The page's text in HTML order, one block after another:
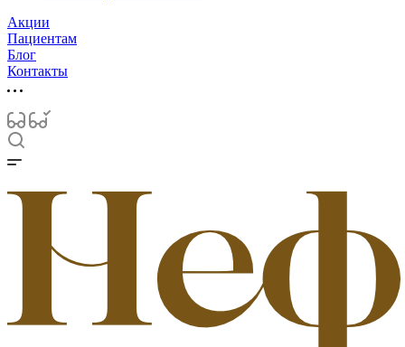
Акции
Пациентам
Блог
Контакты